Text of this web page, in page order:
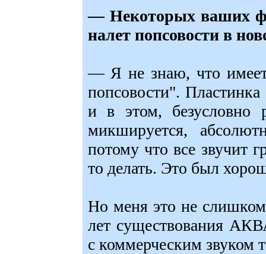
— Некоторых ваших
налет попсовости в
— Я не знаю, что
попсовости".
и в этом, безусловно
микшируется,
потому что все звучит
то делать. Это был
Но меня это не
лет существования
с коммерческим звуком